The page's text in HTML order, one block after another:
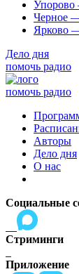
Черное
Ярково
Дело дня
помочь радио
помочь радио
Авторы
Дело дня
О нас
Социальные
Стриминги
Приложение